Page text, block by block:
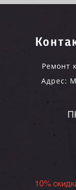
Ремонт
Адрес:
10%